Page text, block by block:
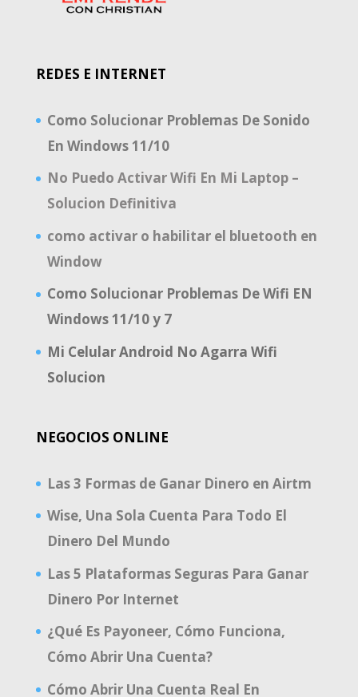
REDES E INTERNET
Como Solucionar Problemas De Sonido
En Windows 11/10
No Puedo Activar Wifi En Mi Laptop –
Solucion Definitiva
como activar o habilitar el bluetooth en
Window
Como Solucionar Problemas De Wifi EN
Windows 11/10 y 7
Mi Celular Android No Agarra Wifi
Solucion
NEGOCIOS ONLINE
Las 3 Formas de Ganar Dinero en Airtm
Wise, Una Sola Cuenta Para Todo El
Dinero Del Mundo
Las 5 Plataformas Seguras Para Ganar
Dinero Por Internet
¿Qué Es Payoneer, Cómo Funciona,
Cómo Abrir Una Cuenta?
Cómo Abrir Una Cuenta Real En